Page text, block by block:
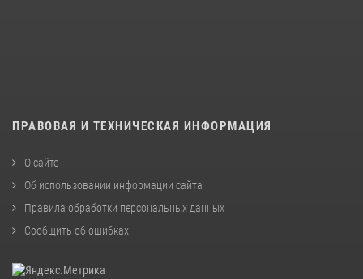
ПРАВОВАЯ И ТЕХНИЧЕСКАЯ ИНФОРМАЦИЯ
О сайте
Об использовании информации сайта
Правила обработки персональных данных
Сообщить об ошибках